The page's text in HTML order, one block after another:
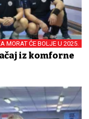
MORAT ĆE BOLJE U 2025.
iz komforne